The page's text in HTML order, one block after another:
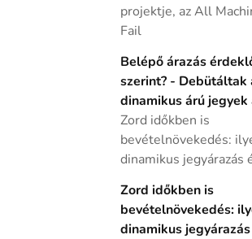
projektje, az All
Fail
Belépő árazás
szerint? - Debütáltak
dinamikus árú jegyek
Zord időkben is
bevételnövekedés:
dinamikus jegyárazás
Zord időkben is
bevételnövekedés:
dinamikus